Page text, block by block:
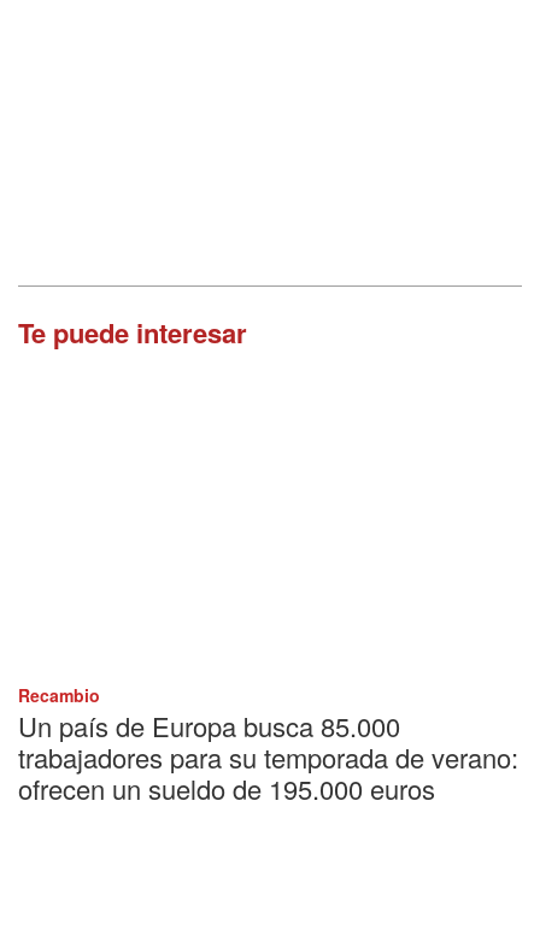
Te puede interesar
Recambio
Un país de Europa busca 85.000
trabajadores para su temporada de verano:
ofrecen un sueldo de 195.000 euros